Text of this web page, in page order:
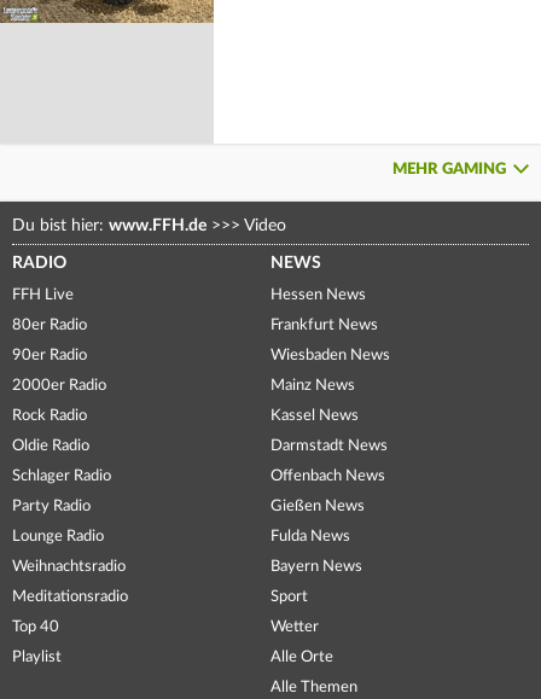
MEHR GAMING
Du bist hier: www.FFH.de >>> Video
RADIO
FFH Live
80er Radio
90er Radio
2000er Radio
Rock Radio
Oldie Radio
Schlager Radio
Party Radio
Lounge Radio
Weihnachtsradio
Meditationsradio
Top 40
Playlist
NEWS
Hessen News
Frankfurt News
Wiesbaden News
Mainz News
Kassel News
Darmstadt News
Offenbach News
Gießen News
Fulda News
Bayern News
Sport
Wetter
Alle Orte
Alle Themen